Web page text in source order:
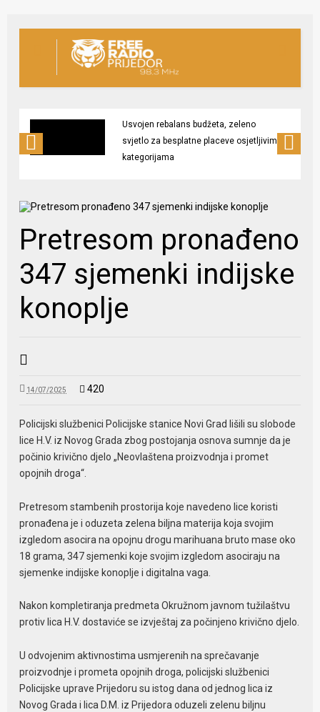
Usvojen rebalans budžeta, zeleno
svjetlo za besplatne placeve osjetljivim
kategorijama
Pretresom pronađeno
347 sjemenki indijske
konoplje
14/07/2025 420
Policijski službenici Policijske stanice Novi Grad lišili su slobode
lice H.V. iz Novog Grada zbog postojanja osnova sumnje da je
počinio krivično djelo „Neovlaštena proizvodnja i promet
opojnih droga“.
Pretresom stambenih prostorija koje navedeno lice koristi
pronađena je i oduzeta zelena biljna materija koja svojim
izgledom asocira na opojnu drogu marihuana bruto mase oko
18 grama, 347 sjemenki koje svojim izgledom asociraju na
sjemenke indijske konoplje i digitalna vaga.
Nakon kompletiranja predmeta Okružnom javnom tužilaštvu
protiv lica H.V. dostaviće se izvještaj za počinjeno krivično djelo.
U odvojenim aktivnostima usmjerenih na sprečavanje
proizvodnje i prometa opojnih droga, policijski službenici
Policijske uprave Prijedoru su istog dana od jednog lica iz
Novog Grada i lica D.M. iz Prijedora oduzeli zelenu biljnu